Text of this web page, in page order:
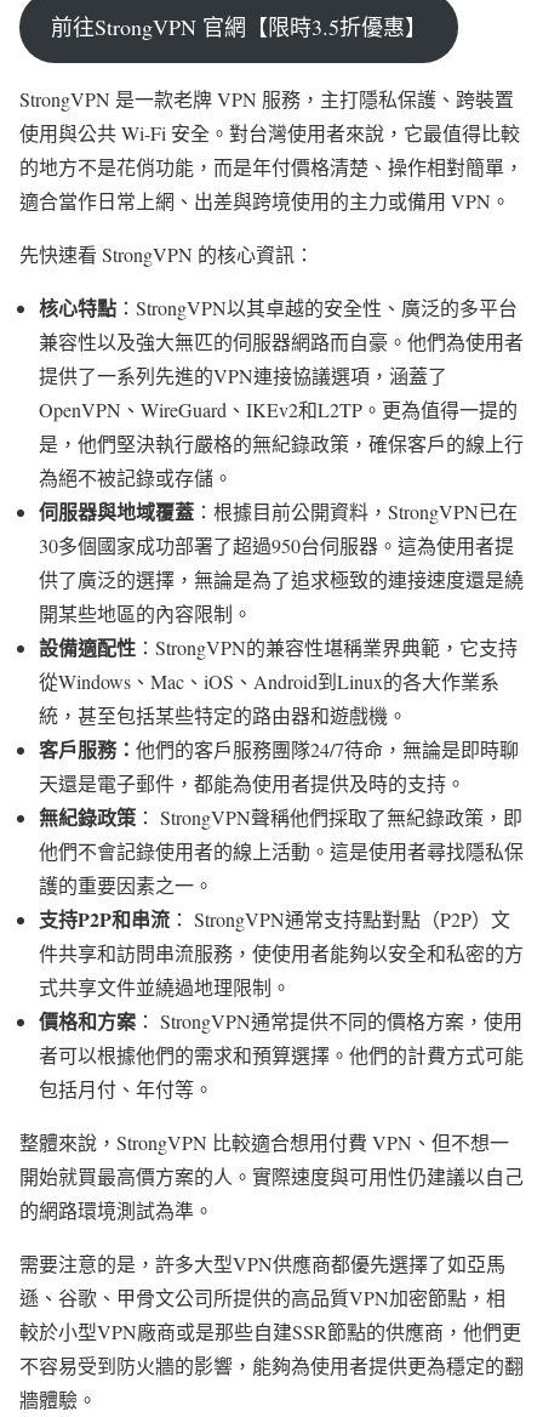
前往StrongVPN 官網【限時3.5折優惠】
StrongVPN 是一款老牌 VPN 服務，主打隱私保護、跨裝置
使用與公共 Wi-Fi 安全。對台灣使用者來說，它最值得比較
的地方不是花俏功能，而是年付價格清楚、操作相對簡單，
適合當作日常上網、出差與跨境使用的主力或備用 VPN。
先快速看 StrongVPN 的核心資訊：
核心特點 ：StrongVPN以其卓越的安全性、廣泛的多平台
兼容性以及強大無匹的伺服器網路而自豪。他們為使用者
提供了一系列先進的VPN連接協議選項，涵蓋了
OpenVPN、WireGuard、IKEv2和L2TP。更為值得一提的
是，他們堅決執行嚴格的無紀錄政策，確保客戶的線上行
為絕不被記錄或存儲。
伺服器與地域覆蓋 ：根據目前公開資料，StrongVPN已在
30多個國家成功部署了超過950台伺服器。這為使用者提
供了廣泛的選擇，無論是為了追求極致的連接速度還是繞
開某些地區的內容限制。
設備適配性 ：StrongVPN的兼容性堪稱業界典範，它支持
從Windows、Mac、iOS、Android到Linux的各大作業系
統，甚至包括某些特定的路由器和遊戲機。
客戶服務： 他們的客戶服務團隊24/7待命，無論是即時聊
天還是電子郵件，都能為使用者提供及時的支持。
無紀錄政策 ： StrongVPN聲稱他們採取了無紀錄政策，即
他們不會記錄使用者的線上活動。這是使用者尋找隱私保
護的重要因素之一。
支持P2P和串流 ： StrongVPN通常支持點對點（P2P）文
件共享和訪問串流服務，使使用者能夠以安全和私密的方
式共享文件並繞過地理限制。
價格和方案 ： StrongVPN通常提供不同的價格方案，使用
者可以根據他們的需求和預算選擇。他們的計費方式可能
包括月付、年付等。
整體來說，StrongVPN 比較適合想用付費 VPN、但不想一
開始就買最高價方案的人。實際速度與可用性仍建議以自己
的網路環境測試為準。
需要注意的是，許多大型VPN供應商都優先選擇了如亞馬
遜、谷歌、甲骨文公司所提供的高品質VPN加密節點，相
較於小型VPN廠商或是那些自建SSR節點的供應商，他們更
不容易受到防火牆的影響，能夠為使用者提供更為穩定的翻
牆體驗。